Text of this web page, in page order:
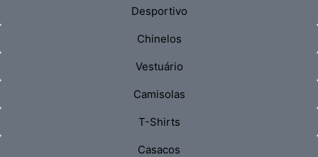
Desportivo
Chinelos
Vestuário
Camisolas
T-Shirts
Casacos